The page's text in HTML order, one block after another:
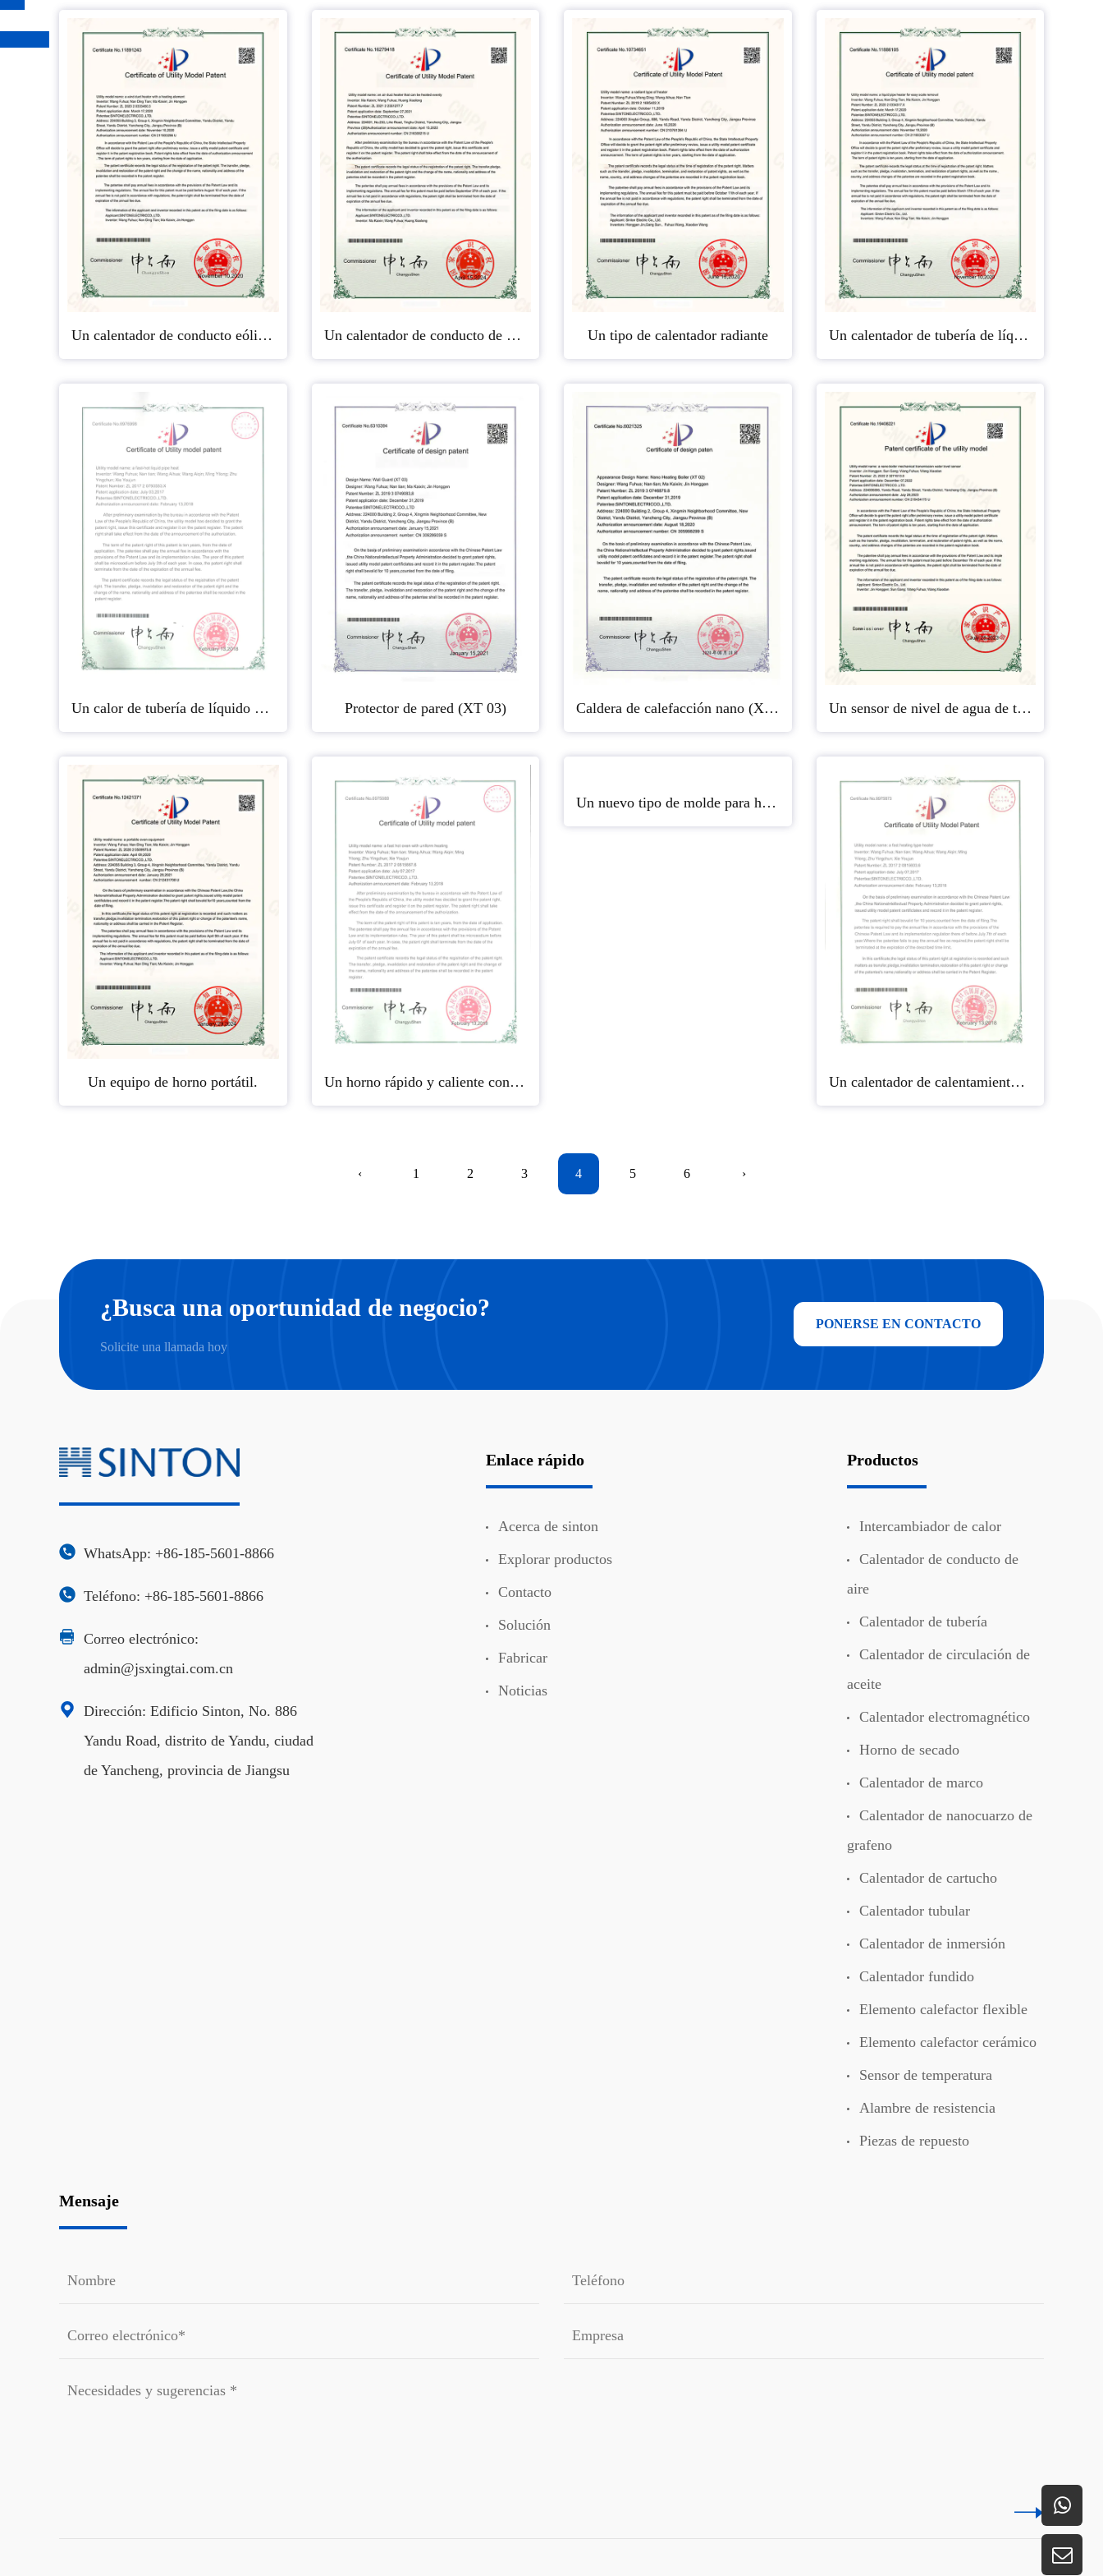
Un calentador de conducto eólico con un elemento calefactor. Un calentador de conducto de aire que se puede calentar uniformemente. Un tipo de calentador radiante Un calentador de tubería de líquido para una fácil eliminación de incrustaciones
Un calor de tubería de líquido de calentamiento rápido Protector de pared (XT 03) Caldera de calefacción nano (XT 02) Un sensor de nivel de agua de transmisión mecánica de nanocaldera
Un equipo de horno portátil. Un horno rápido y caliente con calentamiento uniforme.
Un nuevo tipo de molde para hornear
Un calentador de calentamiento rápido.
‹ 1 2 3 4 5 6 ›
¿Busca una oportunidad de negocio?
Solicite una llamada hoy
PONERSE EN CONTACTO
WhatsApp: +86-185-5601-8866
Teléfono: +86-185-5601-8866
Correo electrónico:
admin@jsxingtai.com.cn
Dirección: Edificio Sinton, No. 886
Yandu Road, distrito de Yandu, ciudad
de Yancheng, provincia de Jiangsu
Enlace rápido
Acerca de sinton
Explorar productos
Contacto
Solución
Fabricar
Noticias
Productos
Intercambiador de calor
Calentador de conducto de
aire
Calentador de tubería
Calentador de circulación de
aceite
Calentador electromagnético
Horno de secado
Calentador de marco
Calentador de nanocuarzo de
grafeno
Calentador de cartucho
Calentador tubular
Calentador de inmersión
Calentador fundido
Elemento calefactor flexible
Elemento calefactor cerámico
Sensor de temperatura
Alambre de resistencia
Piezas de repuesto
Mensaje